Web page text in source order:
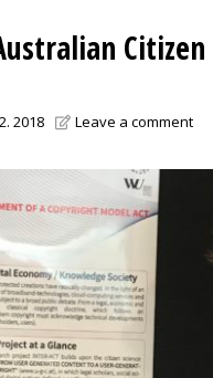
Citizen
2018 Leave a comment